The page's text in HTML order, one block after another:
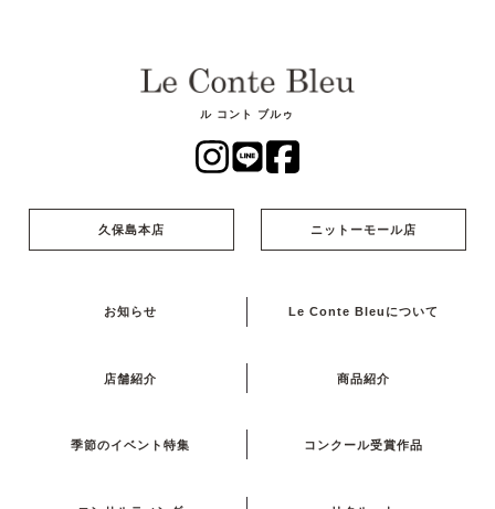
ル コント ブルゥ
久保島本店 ニットーモール店
お知らせ Le Conte Bleuについて
店舗紹介 商品紹介
季節のイベント特集 コンクール受賞作品